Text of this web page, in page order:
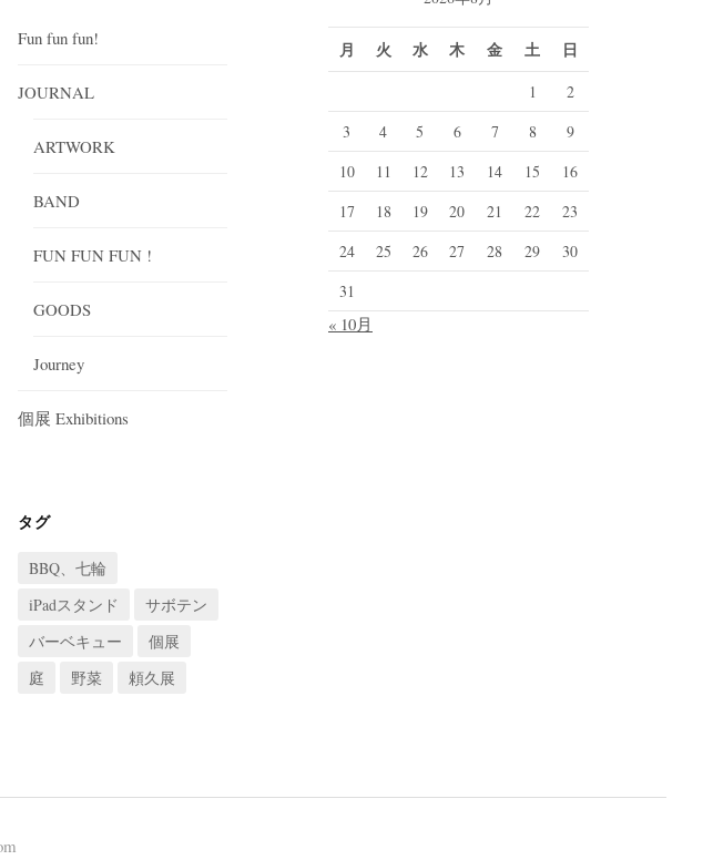
Fun fun fun!
JOURNAL
ARTWORK
BAND
FUN FUN FUN !
GOODS
Journey
個展 Exhibitions
タグ
BBQ、七輪
iPadスタンド
サボテン
バーベキュー
個展
庭
野菜 頼久展
月 火 水 木 金 土 日
1
2
3
4 5 6 7 8
9
10
11 12 13 14 15
16
17
18 19 20 21 22
23
24
25 26 27 28 29
30
31
« 10月